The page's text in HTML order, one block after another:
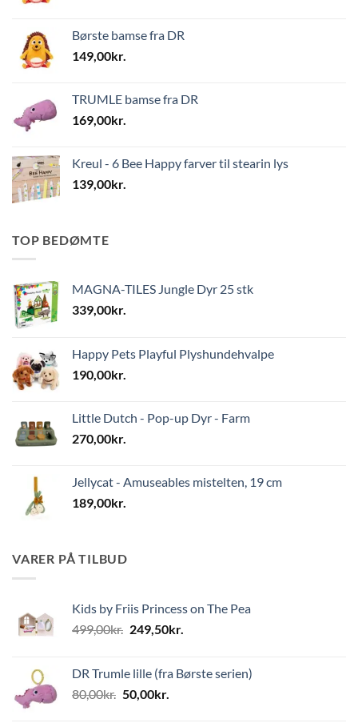
Børste bamse fra DR
149,00kr.
TRUMLE bamse fra DR
169,00kr.
Kreul - 6 Bee Happy farver til stearin lys
139,00kr.
TOP BEDØMTE
MAGNA-TILES Jungle Dyr 25 stk
339,00kr.
Happy Pets Playful Plyshundehvalpe
190,00kr.
Little Dutch - Pop-up Dyr - Farm
270,00kr.
Jellycat - Amuseables mistelten, 19 cm
189,00kr.
VARER PÅ TILBUD
Kids by Friis Princess on The Pea
499,00kr. Den
var:
499,00kr..
249,50kr.
er:
DR Trumle lille (fra Børste serien)
80,00kr. Den
50,00kr.